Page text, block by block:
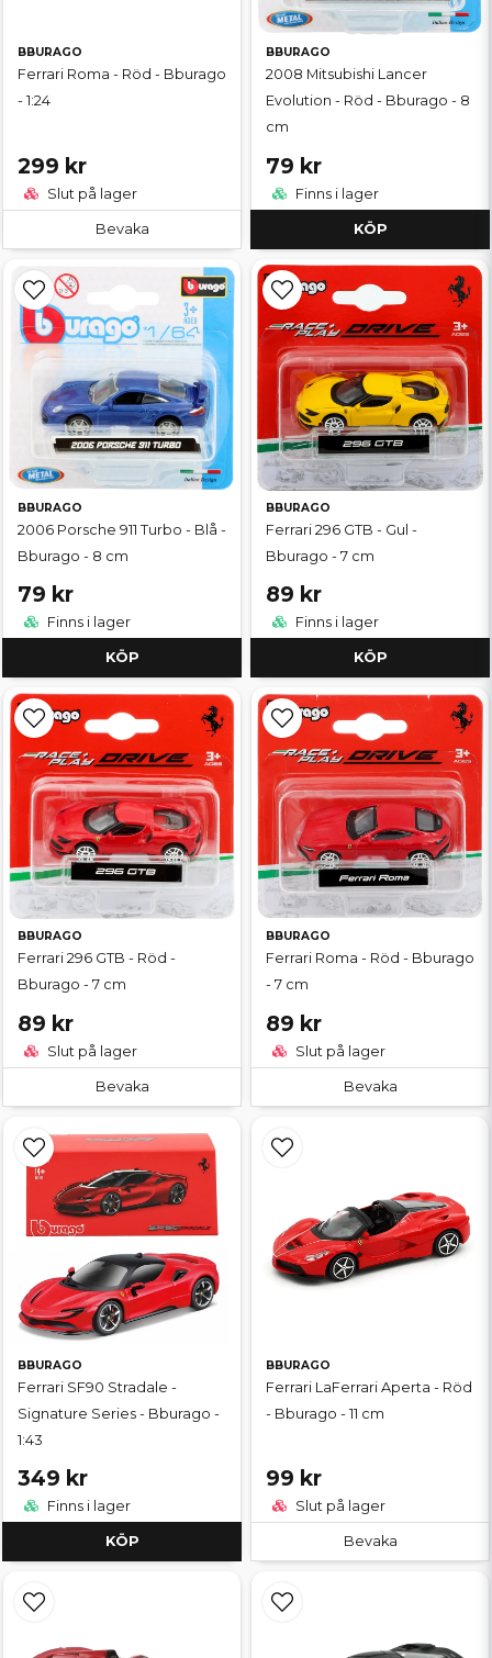
BBURAGO
Ferrari Roma - Röd - Bburago
- 1:24
299 kr
Slut på lager
Bevaka
BBURAGO
2008 Mitsubishi Lancer
Evolution - Röd - Bburago - 8
cm
79 kr
Finns i lager
KÖP
BBURAGO
2006 Porsche 911 Turbo - Blå -
Bburago - 8 cm
79 kr
Finns i lager
KÖP
BBURAGO
Ferrari 296 GTB - Gul -
Bburago - 7 cm
89 kr
Finns i lager
KÖP
BBURAGO
Ferrari 296 GTB - Röd -
Bburago - 7 cm
89 kr
Slut på lager
Bevaka
BBURAGO
Ferrari Roma - Röd - Bburago
- 7 cm
89 kr
Slut på lager
Bevaka
BBURAGO
Ferrari SF90 Stradale -
Signature Series - Bburago -
1:43
349 kr
Finns i lager
KÖP
BBURAGO
Ferrari LaFerrari Aperta - Röd
- Bburago - 11 cm
99 kr
Slut på lager
Bevaka